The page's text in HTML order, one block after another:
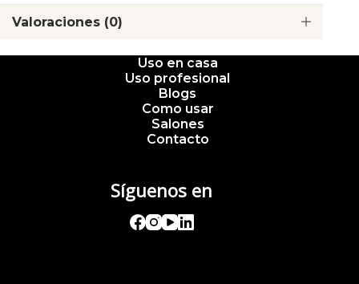
Valoraciones (0)
Uso en casa
Uso profesional
Blogs
Como usar
Salones
Contacto
Síguenos en